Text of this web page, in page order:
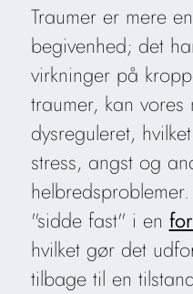
Traumer er mere
begivenhed; det
virkninger på
traumer, kan vores
dysreguleret,
stress, angst og
"sidde fast" i en
hvilket gør det
tilbage til en